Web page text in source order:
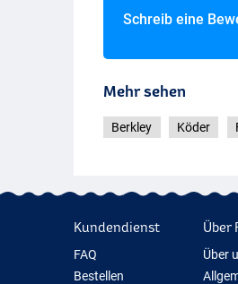
Schreib eine
Mehr sehen
Berkley Köder
Kundendienst
FAQ
Bestellen
Über
Über